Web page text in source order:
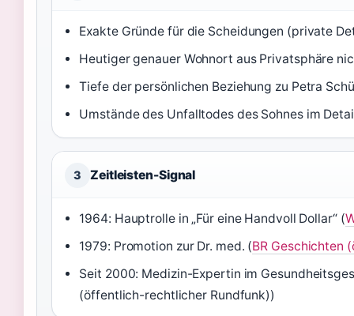
Exakte Gründe für die Scheidungen (private
Heutiger genauer Wohnort aus Privatsphäre
Tiefe der persönlichen Beziehung zu Petra
Umstände des Unfalltodes des Sohnes im
3 Zeitleisten-Signal
1964: Hauptrolle in „Für eine Handvoll Dollar“ (
1979: Promotion zur Dr. med. (BR Geschichten
Seit 2000: Medizin-Expertin im
(öffentlich-rechtlicher Rundfunk))